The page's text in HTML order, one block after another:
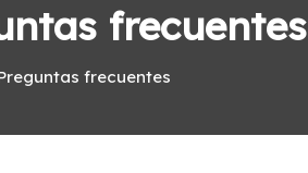
frecuentes
frecuentes